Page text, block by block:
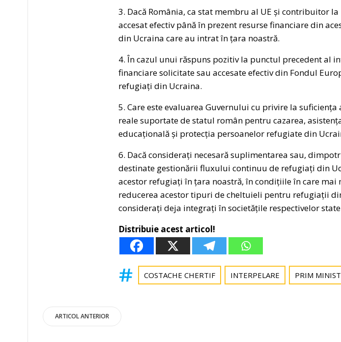
3. Dacă România, ca stat membru al UE și contribuitor
accesat efectiv până în prezent resurse financiare din
din Ucraina care au intrat în țara noastră.
4. În cazul unui răspuns pozitiv la punctul precedent al
financiare solicitate sau accesate efectiv din Fondul
refugiați din Ucraina.
5. Care este evaluarea Guvernului cu privire la
reale suportate de statul român pentru cazarea,
educațională și protecția persoanelor refugiate din
6. Dacă considerați necesară suplimentarea sau,
destinate gestionării fluxului continuu de refugiați din
acestor refugiați în țara noastră, în condițiile în care
reducerea acestor tipuri de cheltuieli pentru refugiații
considerați deja integrați în societățile respectivelor
Distribuie acest articol!
COSTACHE CHERTIF INTERPELARE PRIM
Post
ARTICOL ANTERIOR